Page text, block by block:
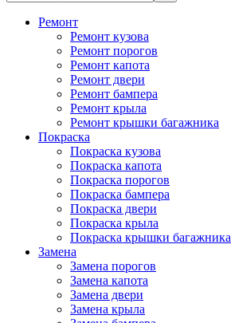
Ремонт
Ремонт кузова
Ремонт порогов
Ремонт капота
Ремонт двери
Ремонт бампера
Ремонт крыла
Ремонт крышки багажника
Покраска
Покраска кузова
Покраска капота
Покраска порогов
Покраска бампера
Покраска двери
Покраска крыла
Покраска крышки багажника
Замена
Замена порогов
Замена капота
Замена двери
Замена крыла